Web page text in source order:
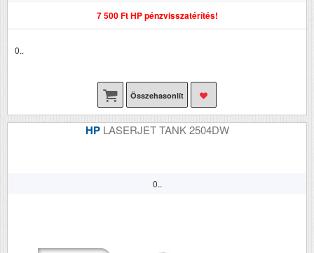
7 500 Ft HP pénzvisszatérítés!
0..
Összehasonlít
HP LASERJET TANK 2504DW
0..